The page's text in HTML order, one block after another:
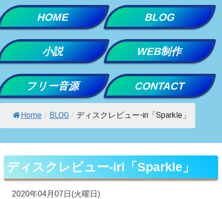
Skip
to
content
HOME BLOG
小説 WEB制作
フリー音源 CONTACT
Home / BLOG / ディスクレビュー-iri「Sparkle」
ディスクレビュー-iri「Sparkle」
2020年04月07日(火曜日)